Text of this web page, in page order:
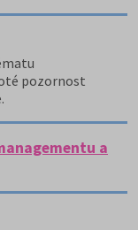
pozornost
a